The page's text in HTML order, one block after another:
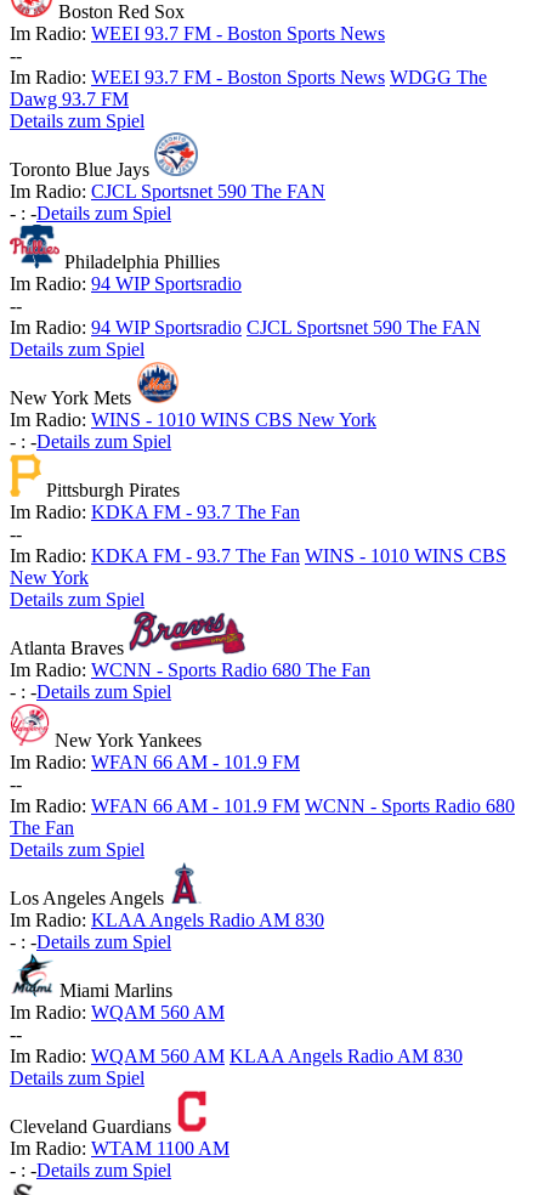
Boston Red Sox
Im Radio: WEEI 93.7 FM - Boston Sports News
--
Im Radio: WEEI 93.7 FM - Boston Sports News WDGG The
Dawg 93.7 FM
Details zum Spiel
Toronto Blue Jays
Im Radio: CJCL Sportsnet 590 The FAN
- : -Details zum Spiel
Philadelphia Phillies
Im Radio: 94 WIP Sportsradio
--
Im Radio: 94 WIP Sportsradio CJCL Sportsnet 590 The FAN
Details zum Spiel
New York Mets
Im Radio: WINS - 1010 WINS CBS New York
- : -Details zum Spiel
Pittsburgh Pirates
Im Radio: KDKA FM - 93.7 The Fan
--
Im Radio: KDKA FM - 93.7 The Fan WINS - 1010 WINS CBS
New York
Details zum Spiel
Atlanta Braves
Im Radio: WCNN - Sports Radio 680 The Fan
- : -Details zum Spiel
New York Yankees
Im Radio: WFAN 66 AM - 101.9 FM
--
Im Radio: WFAN 66 AM - 101.9 FM WCNN - Sports Radio 680
The Fan
Details zum Spiel
Los Angeles Angels
Im Radio: KLAA Angels Radio AM 830
- : -Details zum Spiel
Miami Marlins
Im Radio: WQAM 560 AM
--
Im Radio: WQAM 560 AM KLAA Angels Radio AM 830
Details zum Spiel
Cleveland Guardians
Im Radio: WTAM 1100 AM
- : -Details zum Spiel